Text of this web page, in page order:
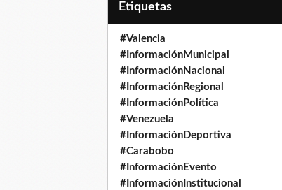
Etiquetas
#Valencia
#InformaciónMunicipal
#InformaciónNacional
#InformaciónRegional
#InformaciónPolítica
#Venezuela
#InformaciónDeportiva
#Carabobo
#InformaciónEvento
#InformaciónInstitucional